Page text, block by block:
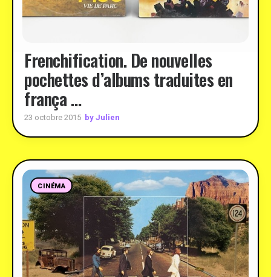
Frenchification. De nouvelles
pochettes d’albums traduites en
frança …
23 octobre 2015 by Julien
CINÉMA